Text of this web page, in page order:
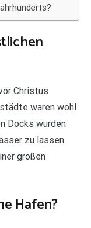
Christus
waren wohl
Docks wurden
zu lassen.
großen
Hafen?